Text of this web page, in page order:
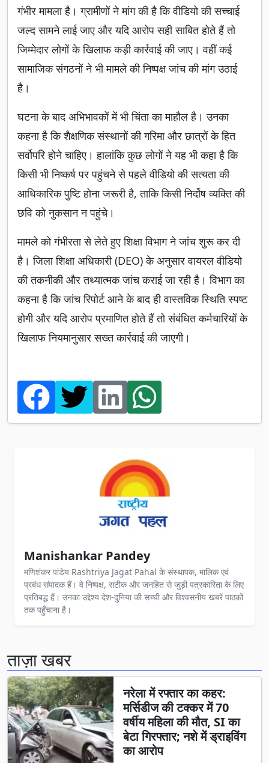
गंभीर मामला है। ग्रामीणों ने मांग की है कि वीडियो की सच्चाई
जल्द सामने लाई जाए और यदि आरोप सही साबित होते हैं तो
जिम्मेदार लोगों के खिलाफ कड़ी कार्रवाई की जाए। वहीं कई
सामाजिक संगठनों ने भी मामले की निष्पक्ष जांच की मांग उठाई
है।
घटना के बाद अभिभावकों में भी चिंता का माहौल है। उनका
कहना है कि शैक्षणिक संस्थानों की गरिमा और छात्रों के हित
सर्वोपरि होने चाहिए। हालांकि कुछ लोगों ने यह भी कहा है कि
किसी भी निष्कर्ष पर पहुंचने से पहले वीडियो की सत्यता की
आधिकारिक पुष्टि होना जरूरी है, ताकि किसी निर्दोष व्यक्ति की
छवि को नुकसान न पहुंचे।
मामले को गंभीरता से लेते हुए शिक्षा विभाग ने जांच शुरू कर दी
है। जिला शिक्षा अधिकारी (DEO) के अनुसार वायरल वीडियो
की तकनीकी और तथ्यात्मक जांच कराई जा रही है। विभाग का
कहना है कि जांच रिपोर्ट आने के बाद ही वास्तविक स्थिति स्पष्ट
होगी और यदि आरोप प्रमाणित होते हैं तो संबंधित कर्मचारियों के
खिलाफ नियमानुसार सख्त कार्रवाई की जाएगी।
Manishankar Pandey
मणिशंकर पांडेय Rashtriya Jagat Pahal के संस्थापक, मालिक एवं
प्रबंध संपादक हैं। वे निष्पक्ष, सटीक और जनहित से जुड़ी पत्रकारिता के लिए
प्रतिबद्ध हैं। उनका उद्देश्य देश-दुनिया की सच्ची और विश्वसनीय खबरें पाठकों
तक पहुँचाना है।
ताज़ा खबर
नरेला में रफ्तार का कहर:
मर्सिडीज की टक्कर में 70
वर्षीय महिला की मौत, SI का
बेटा गिरफ्तार; नशे में ड्राइविंग
का आरोप